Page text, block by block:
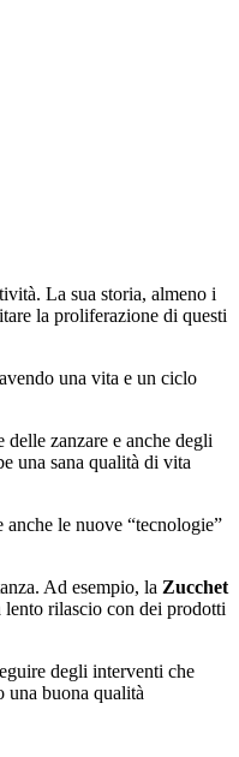
La sua storia, almeno i
la proliferazione di questi
una vita e un ciclo
zanzare e anche degli
una sana qualità di vita
le nuove “tecnologie”
Ad esempio, la Zucchet
lento rilascio con dei prodotti
degli interventi che
una buona qualità